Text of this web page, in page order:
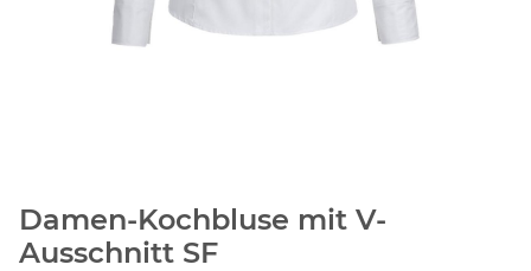
Damen-Kochbluse mit V-
Ausschnitt SF